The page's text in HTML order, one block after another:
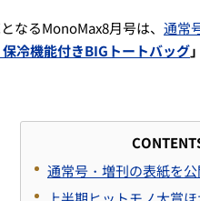
なるMonoMax8月号は、 通常
保冷機能付きBIGトートバッグ」
通常号・増刊の表紙を公